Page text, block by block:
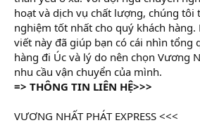
hoạt và dịch vụ chất lượng, chúng tôi
nghiệm tốt nhất cho quý khách hàng.
viết này đã giúp bạn có cái nhìn tổng
hàng đi Úc và lý do nên chọn Vương
nhu cầu vận chuyển của mình.
=> THÔNG TIN LIÊN HỆ>>>
VƯƠNG NHẤT PHÁT EXPRESS <<<